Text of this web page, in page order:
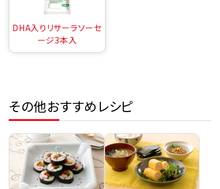
DHA入りリサーラソーセ
ージ3本入
その他おすすめレシピ